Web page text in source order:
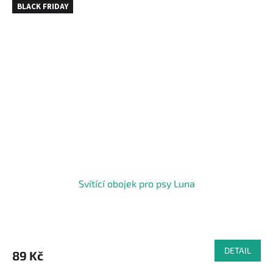
BLACK FRIDAY
Svítící obojek pro psy Luna
89 Kč DETAIL